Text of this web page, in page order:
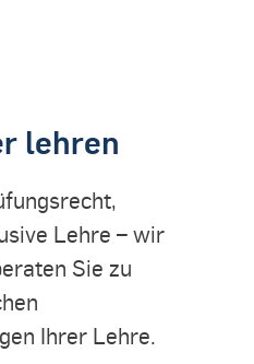
lehren
Lehre – wir
Sie zu
Ihrer Lehre.